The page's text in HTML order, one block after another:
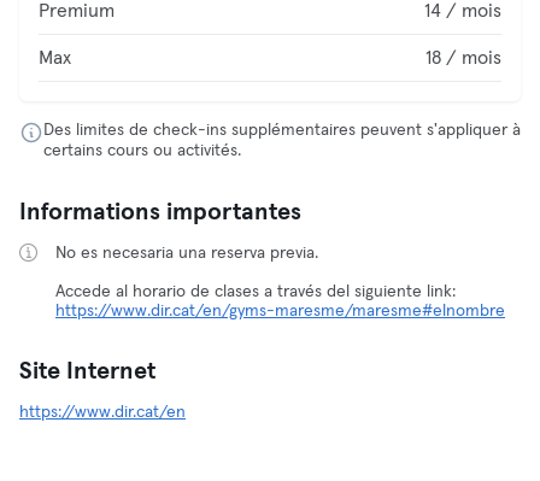
Premium 14 / mois
Max 18 / mois
Des limites de check-ins supplémentaires peuvent s'appliquer à
certains cours ou activités.
Informations importantes
No es necesaria una reserva previa.
Accede al horario de clases a través del siguiente link:
https://www.dir.cat/en/gyms-maresme/maresme#elnombre
Site Internet
https://www.dir.cat/en